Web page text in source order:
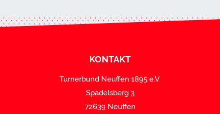
KONTAKT
Turnerbund Neuffen 1895 e.V.
Spadelsberg 3
72639 Neuffen